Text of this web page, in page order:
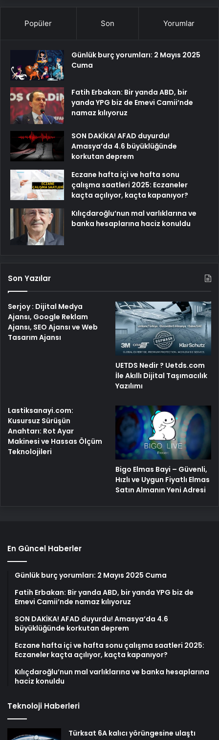
Popüler Son Yorumlar
Günlük burç yorumları: 2 Mayıs 2025
Cuma
Fatih Erbakan: Bir yanda ABD, bir
yanda YPG biz de Emevi Camii’nde
namaz kılıyoruz
SON DAKİKA! AFAD duyurdu!
Amasya’da 4.6 büyüklüğünde
korkutan deprem
Eczane hafta içi ve hafta sonu
çalışma saatleri 2025: Eczaneler
kaçta açılıyor, kaçta kapanıyor?
Kılıçdaroğlu’nun mal varlıklarına ve
banka hesaplarına haciz konuldu
Son Yazılar
Serjoy : Dijital Medya
Ajansı, Google Reklam
Ajansı, SEO Ajansı ve Web
Tasarım Ajansı
UETDS Nedir ? Uetds.com
İle Akıllı Dijital Taşımacılık
Yazılımı
Lastiksanayi.com:
Kusursuz Sürüşün
Anahtarı: Rot Ayar
Makinesi ve Hassas Ölçüm
Teknolojileri
Bigo Elmas Bayi – Güvenli,
Hızlı ve Uygun Fiyatlı Elmas
Satın Almanın Yeni Adresi
En Güncel Haberler
Günlük burç yorumları: 2 Mayıs 2025 Cuma
Fatih Erbakan: Bir yanda ABD, bir yanda YPG biz de
Emevi Camii’nde namaz kılıyoruz
SON DAKİKA! AFAD duyurdu! Amasya’da 4.6
büyüklüğünde korkutan deprem
Eczane hafta içi ve hafta sonu çalışma saatleri 2025:
Eczaneler kaçta açılıyor, kaçta kapanıyor?
Kılıçdaroğlu’nun mal varlıklarına ve banka hesaplarına
haciz konuldu
Teknoloji Haberleri
Türksat 6A kalıcı yörüngesine ulaştı